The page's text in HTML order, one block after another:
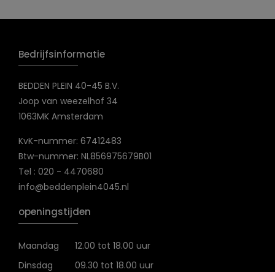
Bedrijfsinformatie
BEDDEN PLEIN 40-45 B.V.
Joop van weezelhof 34
1063MK Amsterdam
KvK-nummer: 67412483
Btw-nummer: NL856975679B01
Tel : 020 - 4470680
info@beddenplein4045.nl
openingstijden
Maandag
12.00 tot 18.00 uur
Dinsdag
09.30 tot 18.00 uur